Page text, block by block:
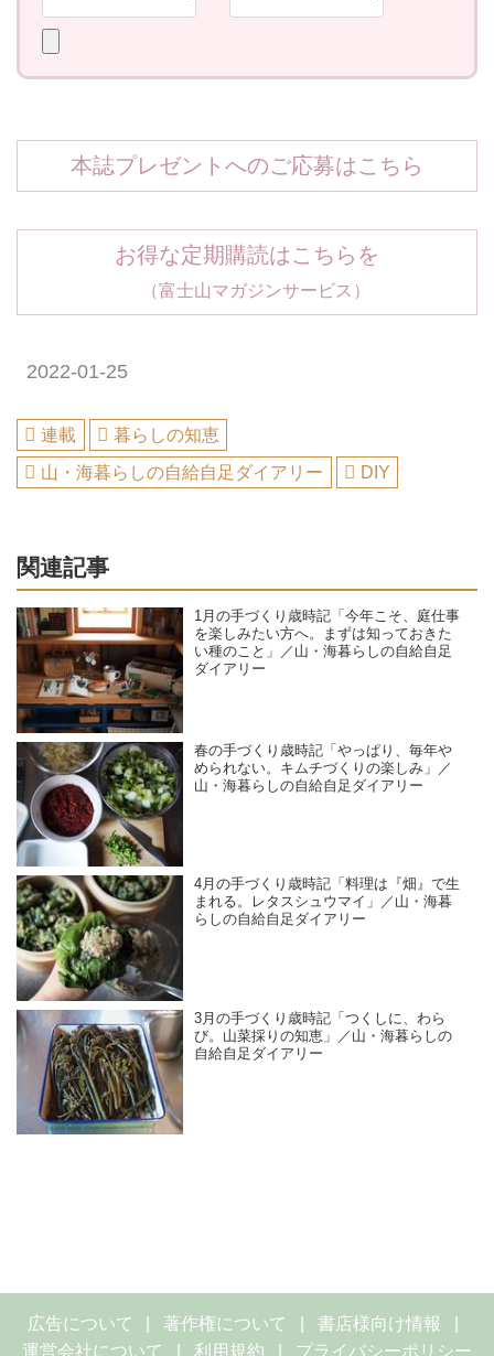
本誌プレゼントへのご応募はこちら
お得な定期購読はこちらを
（富士山マガジンサービス）
2022-01-25
連載
暮らしの知恵
山・海暮らしの自給自足ダイアリー
DIY
関連記事
1月の手づくり歳時記「今年こそ、庭仕事
を楽しみたい方へ。まずは知っておきた
い種のこと」／山・海暮らしの自給自足
ダイアリー
春の手づくり歳時記「やっぱり、毎年や
められない。キムチづくりの楽しみ」／
山・海暮らしの自給自足ダイアリー
4月の手づくり歳時記「料理は『畑』で生
まれる。レタスシュウマイ」／山・海暮
らしの自給自足ダイアリー
3月の手づくり歳時記「つくしに、わら
び。山菜採りの知恵」／山・海暮らしの
自給自足ダイアリー
広告について 著作権について
書店様向け情報
運営会社について
利用規約 プライバシーポリシー